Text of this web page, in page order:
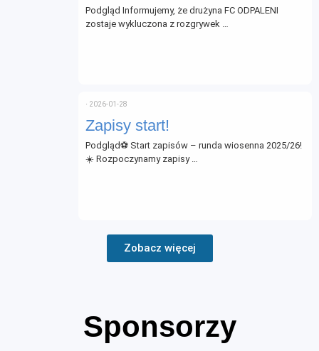
Podgląd Informujemy, że drużyna FC ODPALENI
zostaje wykluczona z rozgrywek …
Zapisy start!
⋅ 2026-01-28
Podgląd⚽ Start zapisów – runda wiosenna 2025/26!
☀️ Rozpoczynamy zapisy …
Zobacz więcej
Sponsorzy